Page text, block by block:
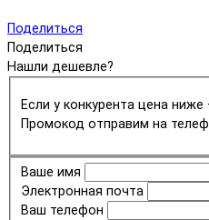
Поделиться
Поделиться
Нашли дешевле?
Если у конкурента цена
Промокод отправим на
Ваше имя
Электронная почта
Ваш телефон